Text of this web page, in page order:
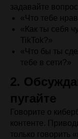
задавайте
«Что тебе
«Как ты себя
TikTok?»
«Что бы ты
тебе в сети?»
2.
пугайте
Говорите о
контенте.
только говорить